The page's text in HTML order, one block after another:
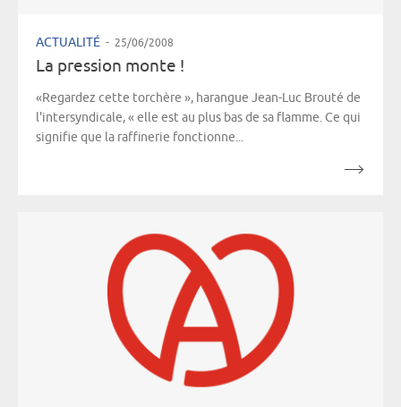
ACTUALITÉ - 25/06/2008
La pression monte !
«Regardez cette torchère », harangue Jean-Luc Brouté de
l'intersyndicale, « elle est au plus bas de sa flamme. Ce qui
signifie que la raffinerie fonctionne...